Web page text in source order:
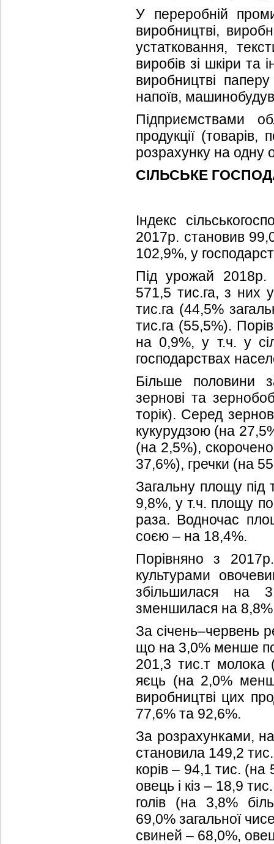
У переробній
виробництві,
устатковання,
виробів зі шкіри та
виробництві паперу
напоїв,
Підприємствами
продукції
розрахунку на одну
СІЛЬСЬКЕ
Індекс
2017р. становив
102,9%, у
Під урожай 2018р.
571,5 тис.га, з них
тис.га (44,5%
тис.га (55,5%).
на 0,9%, у т.ч. у
господарствах
Більше половини
зернові та
торік). Серед
кукурудзою (на
(на 2,5%),
37,6%), гречки (на
Загальну площу під
9,8%, у т.ч. площу
раза. Водночас
соєю – на 18,4%.
Порівняно з
культурами
збільшилася на
зменшилася на
За січень–червень
що на 3,0% менше
201,3 тис.т
яєць (на 2,0%
виробництві цих
77,6% та 92,6%.
За розрахунками, на
становила 149,2
корів – 94,1 тис.
овець і кіз – 18,9
голів (на 3,8%
69,0% загальної
свиней – 68,0%,